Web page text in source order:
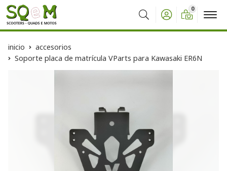
Buscar
0
inicio
accesorios
Soporte placa de matrícula VParts para Kawasaki ER6N